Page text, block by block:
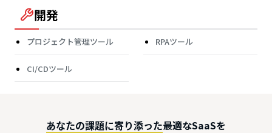
開発
プロジェクト管理ツール RPAツール
CI/CDツール
あなたの課題に寄り添った最適なSaaSを